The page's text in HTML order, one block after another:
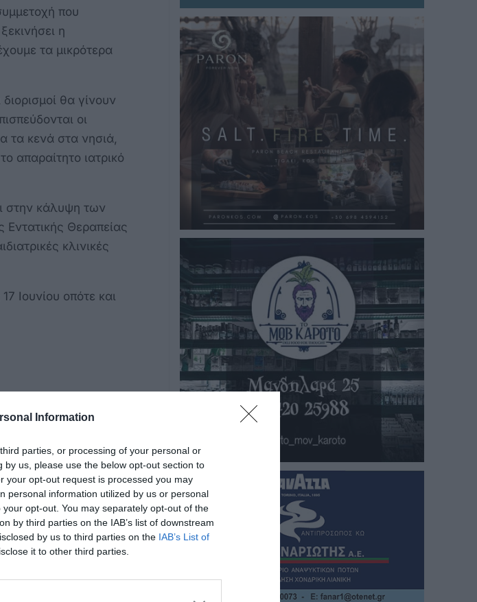
Information
parties, or processing of your personal or
us, please use the below opt-out section to
your opt-out request is processed you may
personal information utilized by us or personal
opt-out. You may separately opt-out of the
by third parties on the IAB’s list of downstream
by us to third parties on the IAB’s List of
it to other third parties.
που
η
τα μικρότερα
θα γίνουν
οι
τα κενά στα νησιά,
απαραίτητο ιατρικό
στην κάλυψη των
Εντατικής Θεραπείας
κλινικές
Ιουνίου οπότε και
Υγείας, από
σε μικρά νησιά
μηνιαίο επίδομα
ενίσχυση